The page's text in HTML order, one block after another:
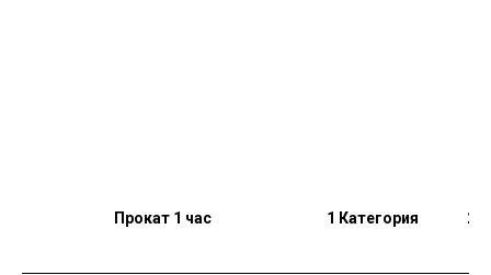
Прокат 1 час 1 Категория 2